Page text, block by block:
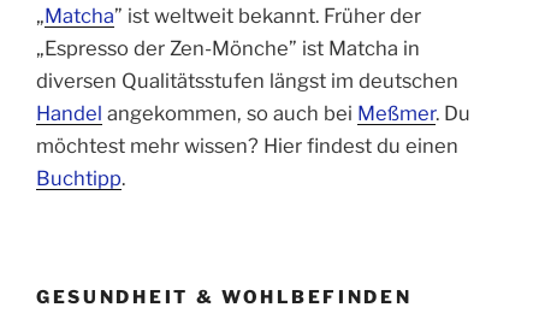
„Matcha” ist weltweit bekannt. Früher der
„Espresso der Zen-Mönche” ist Matcha in
diversen Qualitätsstufen längst im deutschen
Handel angekommen, so auch bei Meßmer. Du
möchtest mehr wissen? Hier findest du einen
Buchtipp.
GESUNDHEIT & WOHLBEFINDEN